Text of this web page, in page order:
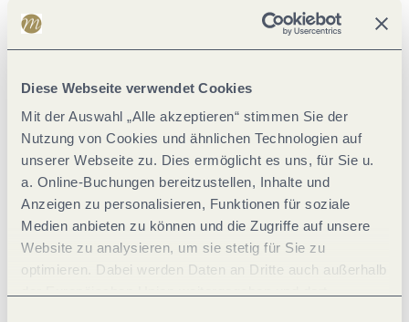
Diese Webseite verwendet Cookies
Mit der Auswahl „Alle akzeptieren“ stimmen Sie der
Nutzung von Cookies und ähnlichen Technologien auf
unserer Webseite zu. Dies ermöglicht es uns, für Sie u.
a. Online-Buchungen bereitzustellen, Inhalte und
Anzeigen zu personalisieren, Funktionen für soziale
Medien anbieten zu können und die Zugriffe auf unsere
Website zu analysieren, um sie stetig für Sie zu
optimieren. Dabei werden Daten an Dritte auch außerhalb
Seit mehr als vier Jahrzehnten sorgt das größte Musikfestival
seiner Art in Rheinland-Pfalz in jedem Sommer für berührende
Klassik-Programm, das mit einer weiteren feinen Auswahl an
internationalen Künstler*innen aus den Bereichen Jazz, Folk
und Weltmusik die facettenreiche Bandbreite des Festivals
widerspiegelt.
Zeitraum: 23. Juli bis 3. Oktober 2026
Anzahl Konzerte: > 40 Konzerte zwischen
Luxemburg und Koblenz
Spielstätten: außergewöhnliche Spielstätten
entlang der Mosel und herausragende
Künstler*innen von Weltrang